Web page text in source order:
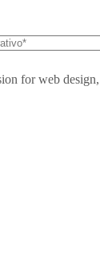
for web